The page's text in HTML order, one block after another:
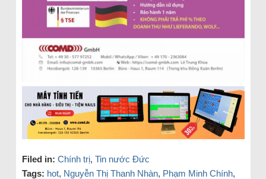
Filed in: Chính trị, Tin nước Đức
Tags: hot, Nguyễn Thị Thanh Nhàn, Phạm Minh Chính,